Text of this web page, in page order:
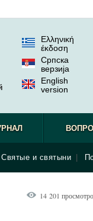
Ελληνική
έκδοση
Српска
верзиjа
English
version
Святые и святыни
14 201